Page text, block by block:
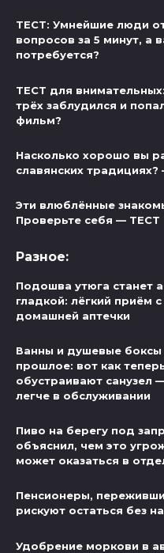
ТЕСТ: Умнейшие люди
вопросов за 5 минут, а
потребуется?
ТЕСТ для
трёх заблудился и
фильм?
Насколько хорошо вы
славянских традициях?
Эти влюблённые
Проверьте себя — ТЕСТ
Разное:
Подошва утюга станет
гладкой: лёгкий приём
домашней аптечки
Ванны и душевые боксы
прошлое: вот как
обустраивают санузел
легче в обслуживании
Пиво на берегу под
объяснил, чем это
может оказаться в
Пенсионеры,
рискуют остаться без
Удобрение моркови в